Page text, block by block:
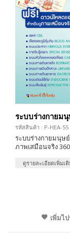
ระบบร่างกายม
รหัสสินค้า : P-HEA-55
ระบบร่างกายมนุษ
ภาพเสมือนจริง
ดูรายละเอียดเพิ่มเ
เพิ่มไ